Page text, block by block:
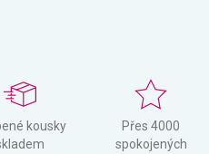
kousky
Přes 4000
spokojených